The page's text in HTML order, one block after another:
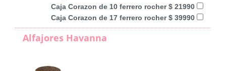
Caja Corazon de 10 ferrero rocher $ 21990
Caja Corazon de 17 ferrero rocher $ 39990
Alfajores Havanna